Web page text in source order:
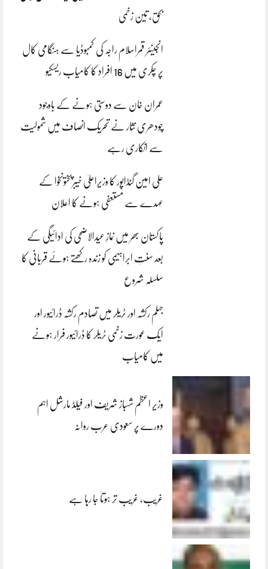
بحق، تین زخمی
انجینئر قمراسلام راجہ کی کمبوڈیا سے ہنگامی کال
پر چکری میں 16 افراد کا کامیاب ریسکیو
عمران خان سے دوستی ہونے کے باوجود
چودھری نثار نے تحریک انصاف میں شمولیت
سے انکاری رہے
علی امین گنڈاپور کا وزیراعلیٰ خیبرپختونخوا کے
عہدے سے مستعفی ہونے کا اعلان
پاکستان بھر میں نمازِ عیدالاضحی کی ادائیگی کے
بعد سنتِ ابراہیمی کو زندہ رکھتے ہوئے قربانی کا
سلسلہ شروع
جہلم رکشہ اور ٹریلر میں تصادم رکشہ ڈرائیور اور
ایک عورت زخمی ٹریلر کا ڈرائیور فرار ہونے
میں کامیاب
وزیر اعظم شہباز شریف اور فیلڈ مارشل اہم
دورے پر سعودی عرب روانہ
غریب، غریب تر ہوتا جا رہا ہے